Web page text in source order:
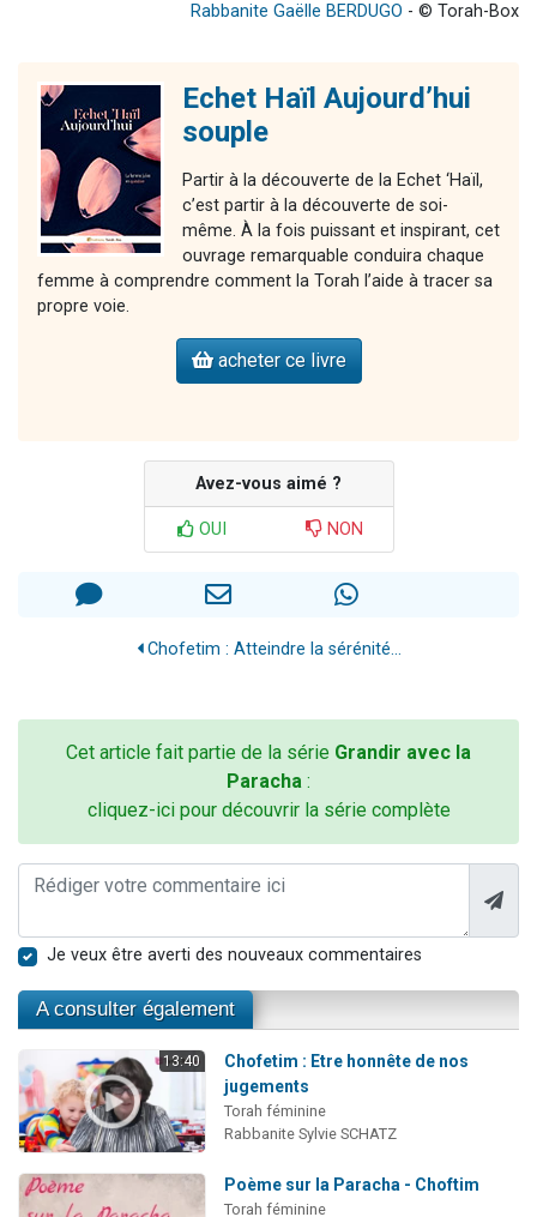
Rabbanite Gaëlle BERDUGO - © Torah-Box
Echet Haïl Aujourd’hui
souple
Partir à la découverte de la Echet ‘Haïl,
c’est partir à la découverte de soi-
même. À la fois puissant et inspirant, cet
ouvrage remarquable conduira chaque
femme à comprendre comment la Torah l’aide à tracer sa
propre voie.
acheter ce livre
Avez-vous aimé ?
OUI NON
Chofetim : Atteindre la sérénité...
Cet article fait partie de la série Grandir avec la
Paracha :
cliquez-ici pour découvrir la série complète
Je veux être averti des nouveaux commentaires
A consulter également
13:40
Chofetim : Etre honnête de nos
jugements
Torah féminine
Rabbanite Sylvie SCHATZ
Poème sur la Paracha - Choftim
Torah féminine